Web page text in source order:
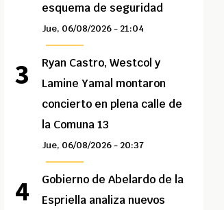
esquema de seguridad
Jue, 06/08/2026 - 21:04
Ryan Castro, Westcol y
Lamine Yamal montaron
concierto en plena calle de
la Comuna 13
Jue, 06/08/2026 - 20:37
Gobierno de Abelardo de la
Espriella analiza nuevos